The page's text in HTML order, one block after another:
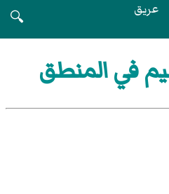
عريق
🔍
في المنطق